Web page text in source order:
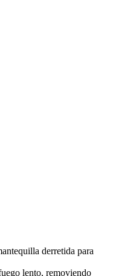
derretida para
lento, removiendo